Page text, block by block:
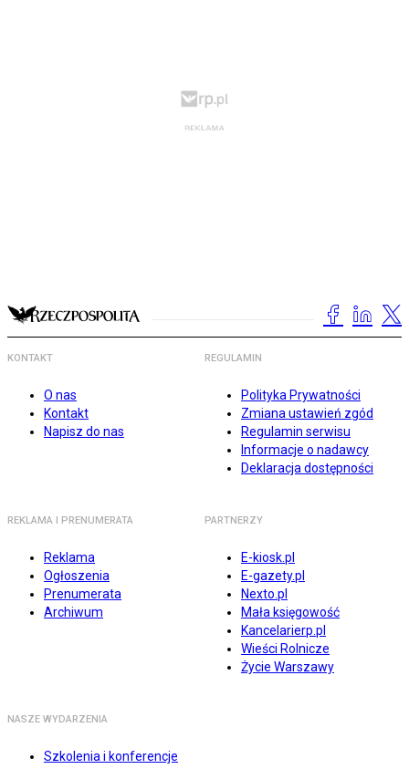
KONTAKT
O nas
Kontakt
Napisz do nas
REGULAMIN
Polityka Prywatności
Zmiana ustawień zgód
Regulamin serwisu
Informacje o nadawcy
Deklaracja dostępności
REKLAMA I PRENUMERATA
Reklama
Ogłoszenia
Prenumerata
Archiwum
PARTNERZY
E-kiosk.pl
E-gazety.pl
Nexto.pl
Mała księgowość
Kancelarierp.pl
Wieści Rolnicze
Życie Warszawy
NASZE WYDARZENIA
Szkolenia i konferencje